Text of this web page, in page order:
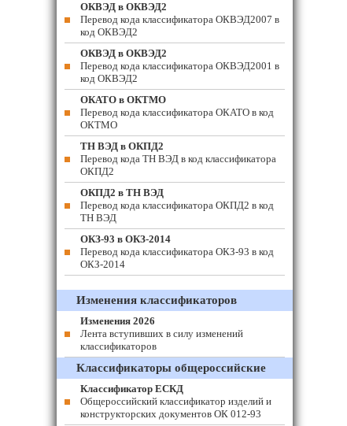
ОКВЭД в ОКВЭД2
Перевод кода классификатора ОКВЭД2007 в
код ОКВЭД2
ОКВЭД в ОКВЭД2
Перевод кода классификатора ОКВЭД2001 в
код ОКВЭД2
ОКАТО в ОКТМО
Перевод кода классификатора ОКАТО в код
ОКТМО
ТН ВЭД в ОКПД2
Перевод кода ТН ВЭД в код классификатора
ОКПД2
ОКПД2 в ТН ВЭД
Перевод кода классификатора ОКПД2 в код
ТН ВЭД
ОКЗ-93 в ОКЗ-2014
Перевод кода классификатора ОКЗ-93 в код
ОКЗ-2014
Изменения классификаторов
Изменения 2026
Лента вступивших в силу изменений
классификаторов
Классификаторы общероссийские
Классификатор ЕСКД
Общероссийский классификатор изделий и
конструкторских документов ОК 012-93